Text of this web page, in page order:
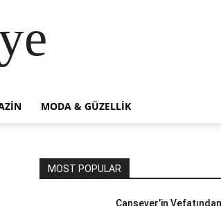
MODA & GÜZELLİK
MOST POPULAR
Cansever’in